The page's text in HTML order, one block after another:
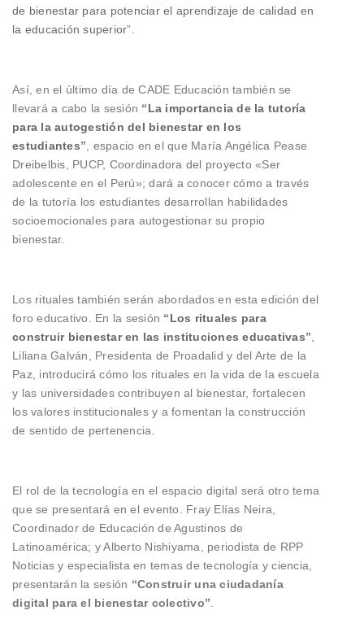
de bienestar para potenciar el aprendizaje de calidad en
la educación superior”.
Así, en el último día de CADE Educación también se
llevará a cabo la sesión “La importancia de la tutoría
para la autogestión del bienestar en los
estudiantes”, espacio en el que María Angélica Pease
Dreibelbis, PUCP, Coordinadora del proyecto «Ser
adolescente en el Perú»; dará a conocer cómo a través
de la tutoría los estudiantes desarrollan habilidades
socioemocionales para autogestionar su propio
bienestar.
Los rituales también serán abordados en esta edición del
foro educativo. En la sesión “Los rituales para
construir bienestar en las instituciones educativas”,
Liliana Galván, Presidenta de Proadalid y del Arte de la
Paz, introducirá cómo los rituales en la vida de la escuela
y las universidades contribuyen al bienestar, fortalecen
los valores institucionales y a fomentan la construcción
de sentido de pertenencia.
El rol de la tecnología en el espacio digital será otro tema
que se presentará en el evento. Fray Elías Neira,
Coordinador de Educación de Agustinos de
Latinoamérica; y Alberto Nishiyama, periodista de RPP
Noticias y especialista en temas de tecnología y ciencia,
presentarán la sesión “Construir una ciudadanía
digital para el bienestar colectivo”.